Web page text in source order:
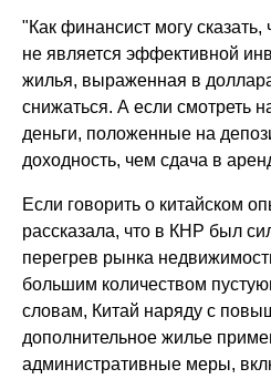
"Как финансист могу
не является эффективной
жилья, выраженная в
снижаться. А если смотреть
деньги, положенные на
доходность, чем сдача в
Если говорить о китайском
рассказала, что в КНР был
перегрев рынка
большим количеством
словам, Китай наряду с
дополнительное жилье
административные меры,